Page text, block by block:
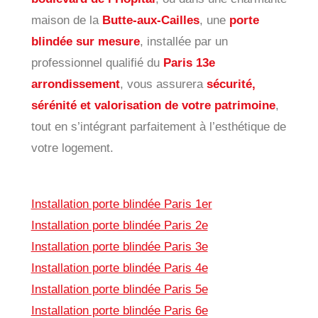
maison de la Butte-aux-Cailles, une porte
blindée sur mesure, installée par un
professionnel qualifié du Paris 13e
arrondissement, vous assurera sécurité,
sérénité et valorisation de votre patrimoine,
tout en s’intégrant parfaitement à l’esthétique de
votre logement.
Installation porte blindée Paris 1er
Installation porte blindée Paris 2e
Installation porte blindée Paris 3e
Installation porte blindée Paris 4e
Installation porte blindée Paris 5e
Installation porte blindée Paris 6e